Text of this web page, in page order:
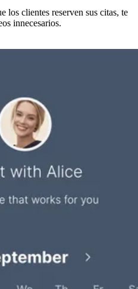
los clientes reserven sus citas, te
innecesarios.